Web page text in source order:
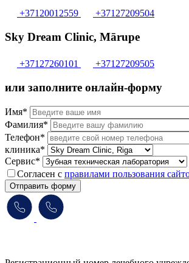
+37120012559 +37127209504
Sky Dream Clinic, Mārupe
+37127260101 +37127209505
или заполните онлайн-форму
Имя*
Фамилия*
Телефон*
клиника*
Сервис*
Согласен с правилами пользования
Отправить форму